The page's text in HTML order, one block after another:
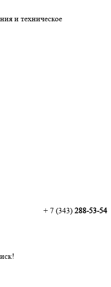
и техническое
+ 7 (343) 288-53-54